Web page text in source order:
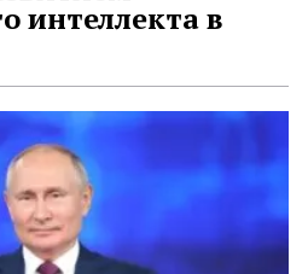
интеллекта в